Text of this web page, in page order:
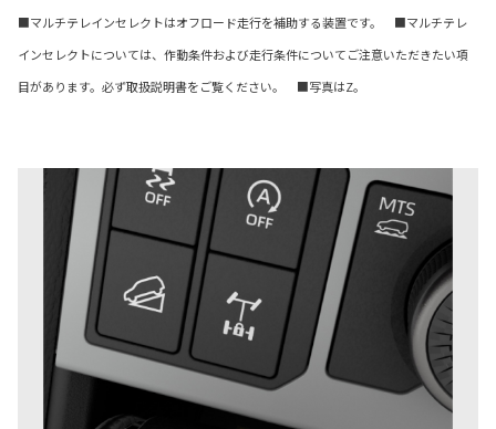
■マルチテレインセレクトはオフロード走行を補助する装置です。 ■マルチテレ
インセレクトについては、作動条件および走行条件についてご注意いただきたい項
目があります。必ず取扱説明書をご覧ください。 ■写真はZ。